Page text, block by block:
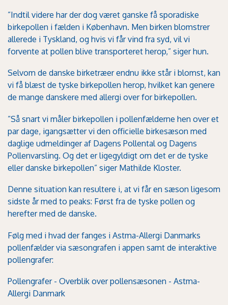
”Indtil videre har der dog været ganske få sporadiske
birkepollen i fælden i København. Men birken blomstrer
allerede i Tyskland, og hvis vi får vind fra syd, vil vi
forvente at pollen blive transporteret herop,” siger hun.
Selvom de danske birketræer endnu ikke står i blomst, kan
vi få blæst de tyske birkepollen herop, hvilket kan genere
de mange danskere med allergi over for birkepollen.
”Så snart vi måler birkepollen i pollenfælderne hen over et
par dage, igangsætter vi den officielle birkesæson med
daglige udmeldinger af Dagens Pollental og Dagens
Pollenvarsling. Og det er ligegyldigt om det er de tyske
eller danske birkepollen” siger Mathilde Kloster.
Denne situation kan resultere i, at vi får en sæson ligesom
sidste år med to peaks: Først fra de tyske pollen og
herefter med de danske.
Følg med i hvad der fanges i Astma-Allergi Danmarks
pollenfælder via sæsongrafen i appen samt de interaktive
pollengrafer:
Pollengrafer - Overblik over pollensæsonen - Astma-
Allergi Danmark